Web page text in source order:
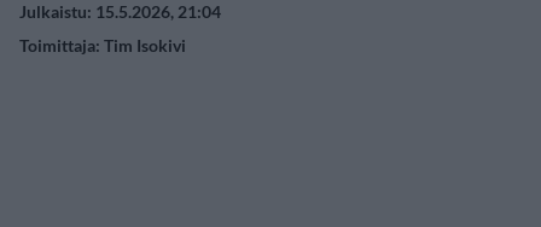
Julkaistu: 15.5.2026, 21:04
Toimittaja: Tim Isokivi